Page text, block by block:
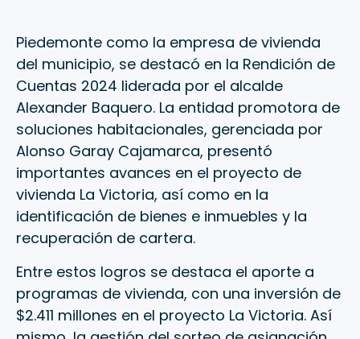
Piedemonte como la empresa de vivienda
del municipio, se destacó en la Rendición de
Cuentas 2024 liderada por el alcalde
Alexander Baquero. La entidad promotora de
soluciones habitacionales, gerenciada por
Alonso Garay Cajamarca, presentó
importantes avances en el proyecto de
vivienda La Victoria, así como en la
identificación de bienes e inmuebles y la
recuperación de cartera.
Entre estos logros se destaca el aporte a
programas de vivienda, con una inversión de
$2.411 millones en el proyecto La Victoria. Así